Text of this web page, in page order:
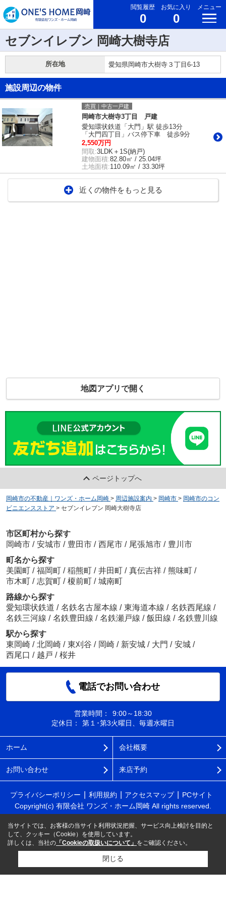
閲覧履歴
0
お気に入り
0
メニュー
セブンイレブン 岡崎大樹寺店
所在地 愛知県岡崎市大樹寺３丁目6-13
施設周辺の物件
売買｜中古一戸建
岡崎市大樹寺3丁目 戸建
愛知環状鉄道「大門」駅 徒歩13分
「大門四丁目」バス停下車 徒歩9分
2,550万円
間取:3LDK＋1S(納戸)
建物面積:82.80㎡ / 25.04坪
土地面積:110.09㎡ / 33.30坪
近くの物件をもっと見る
地図アプリで開く
ページトップへ
岡崎市の不動産｜ワンズ・ホーム岡崎 > 周辺施設案内 > 岡崎市 > 岡崎市のコン
ビニエンスストア > セブンイレブン 岡崎大樹寺店
市区町村から探す
岡崎市 / 安城市 / 豊田市 / 西尾市 / 尾張旭市 / 豊川市
町名から探す
美園町 / 福岡町 / 稲熊町 / 井田町 / 真伝吉祥 / 熊味町 /
市木町 / 志賀町 / 榎前町 / 城南町
路線から探す
愛知環状鉄道 / 名鉄名古屋本線 / 東海道本線 / 名鉄西尾線 /
名鉄三河線 / 名鉄豊田線 / 名鉄瀬戸線 / 飯田線 / 名鉄豊川線
駅から探す
東岡崎 / 北岡崎 / 東刈谷 / 岡崎 / 新安城 / 大門 / 安城 /
西尾口 / 越戸 / 桜井
電話でお問い合わせ
営業時間：
9:00～18:30
定休日：
第１･第3火曜日、毎週水曜日
ホーム 会社概要
お問い合わせ 来店予約
プライバシーポリシー 利用規約 アクセスマップ
PCサイト
Copyright(c) 有限会社 ワンズ・ホーム岡崎 All rights reserved.
当サイトでは、お客様の当サイト利用状況把握、サービス向上検討を目的と
して、クッキー（Cookie）を使用しています。
詳しくは、当社の 「Cookieの取扱いについて」 をご確認ください。
閉じる